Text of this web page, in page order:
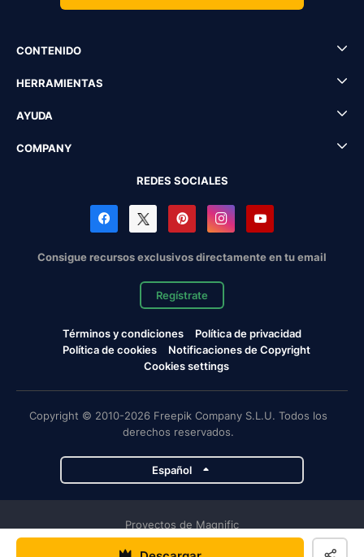
CONTENIDO
HERRAMIENTAS
AYUDA
COMPANY
REDES SOCIALES
Consigue recursos exclusivos directamente en tu email
Regístrate
Términos y condiciones
Política de privacidad
Política de cookies
Notificaciones de Copyright
Cookies settings
Copyright © 2010-2026 Freepik Company S.L.U. Todos los
derechos reservados.
Español
Proyectos de Magnific